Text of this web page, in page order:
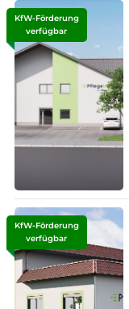
KfW-Förderung
verfügbar
KfW-Förderung
verfügbar